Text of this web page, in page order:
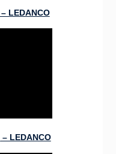
LEDANCO
LEDANCO